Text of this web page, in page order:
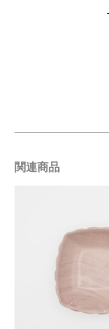
関連商品